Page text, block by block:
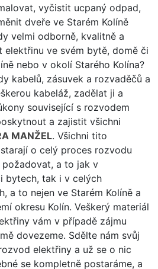
vyčistit ucpaný odpad,
dveře ve Starém Kolíně
velmi odborně, kvalitně a
elektřinu ve svém bytě, domě či
nebo v okolí Starého Kolína?
kabelů, zásuvek a rozvaděčů a
kabeláž, zadělat ji a
související s rozvodem
a zajistit všichni
MANŽEL. Všichni tito
o celý proces rozvodu
a to jak v
bytech, tak i v celých
a to nejen ve Starém Kolíně a
okresu Kolín. Veškerý materiál
vám v případě zájmu
dovezeme. Sdělte nám svůj
elektřiny a už se o nic
se kompletně postaráme, a